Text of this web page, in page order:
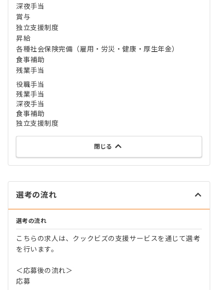
深夜手当
賞与
独立支援制度
昇給
各種社会保険完備（雇用・労災・健康・厚生年金）
食事補助
残業手当
役職手当
残業手当
深夜手当
食事補助
独立支援制度
閉じる
選考の流れ
選考の流れ
こちらの求人は、クックビズの支援サービスを通じて選考
を行います。
＜応募後の流れ＞
応募